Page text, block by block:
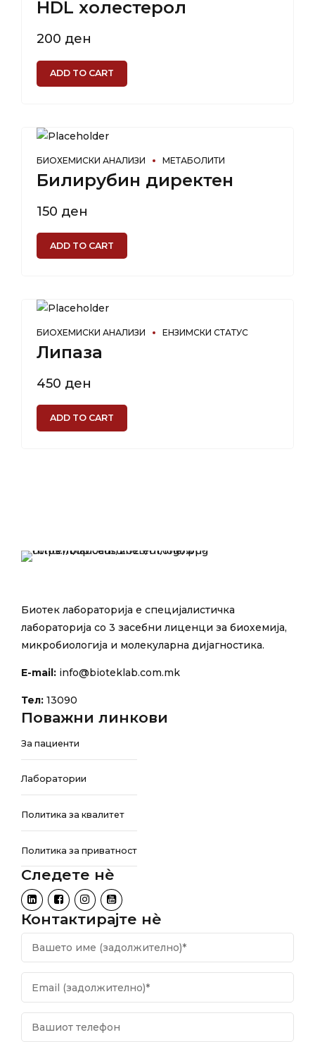
HDL холестерол
200 ден
ADD TO CART
БИОХЕМИСКИ АНАЛИЗИ МЕТАБОЛИТИ
Билирубин директен
150 ден
ADD TO CART
БИОХЕМИСКИ АНАЛИЗИ ЕНЗИМСКИ СТАТУС
Липаза
450 ден
ADD TO CART
Биотек лабораторија е специјалистичка
лабораторија со 3 засебни лиценци за биохемија,
микробиологија и молекуларна дијагностика.
E-mail: info@bioteklab.com.mk
Тел: 13090
Поважни линкови
За пациенти
Лаборатории
Политика за квалитет
Политика за приватност
Следете нѐ
Контактирајте нѐ